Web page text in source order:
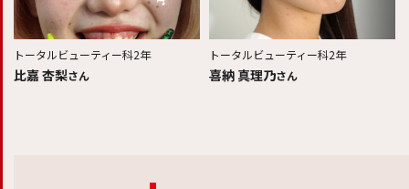
トータルビューティー科2年
比嘉 杏梨さん
トータルビューティー科2年
喜納 真理乃さん